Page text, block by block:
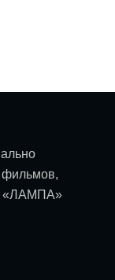
фильмов,
«ЛАМПА»